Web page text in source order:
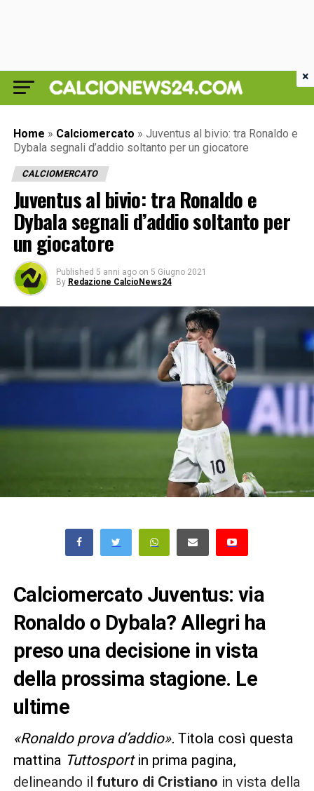
Home » Calciomercato » Juventus al bivio: tra Ronaldo e
Dybala segnali d’addio soltanto per un giocatore
CALCIOMERCATO
Juventus al bivio: tra Ronaldo e
Dybala segnali d’addio soltanto per
un giocatore
Published 5 anni ago on 5 Giugno 2021
By Redazione CalcioNews24
Calciomercato Juventus: via
Ronaldo o Dybala? Allegri ha
preso una decisione in vista
della prossima stagione. Le
ultime
«Ronaldo prova d’addio». Titola così questa
mattina Tuttosportin prima pagina,
delineando il futuro di Cristiano in vista della
×